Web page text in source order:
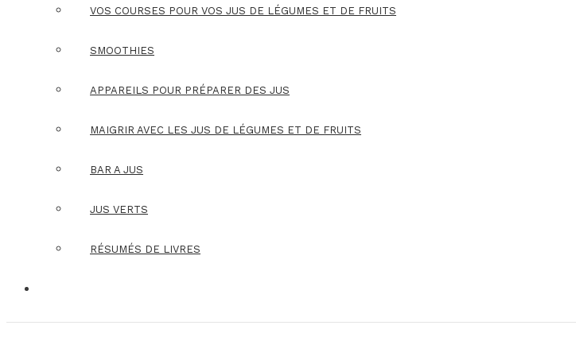
VOS COURSES POUR VOS JUS DE LÉGUMES ET DE FRUITS
SMOOTHIES
APPAREILS POUR PRÉPARER DES JUS
MAIGRIR AVEC LES JUS DE LÉGUMES ET DE FRUITS
BAR A JUS
JUS VERTS
RÉSUMÉS DE LIVRES